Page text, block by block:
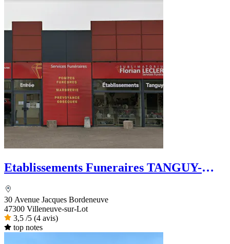
Etablissements Funeraires TANGUY-
30 Avenue Jacques Bordeneuve
47300 Villeneuve-sur-Lot
3,5 /5 (4 avis)
top notes